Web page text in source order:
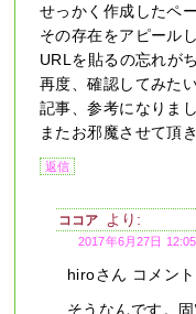
せっかく作成したペー
その存在をアピール
URLを貼るの忘れが
再度、確認してみた
記事、参考になりま
またお邪魔させて頂
返信
ココア より:
2017年6月27日
hiroさん コメン
そうなんです。